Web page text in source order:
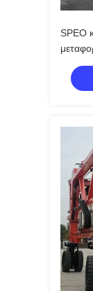
SPEO
των